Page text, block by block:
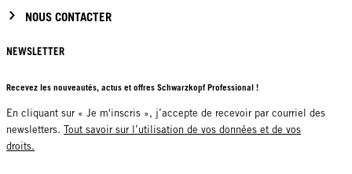
NOUS CONTACTER
NEWSLETTER
Recevez les nouveautés, actus et offres Schwarzkopf Professional !
En cliquant sur « Je m'inscris », j’accepte de recevoir par courriel des
newsletters. Tout savoir sur l’utilisation de vos données et de vos
droits.